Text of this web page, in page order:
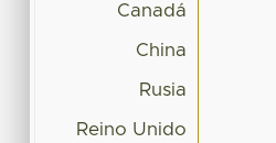
Canadá
China
Rusia
Reino Unido